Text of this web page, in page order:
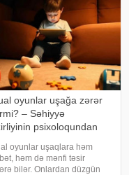
oyunlar uşağa zərər
– Səhiyyə
psixoloqundan
oyunlar uşaqlara həm
həm də mənfi təsir
bilər. Onlardan düzgün